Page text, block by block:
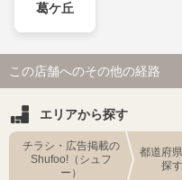
葛ケ丘
この店舗へのその他の経路
エリアから探す
チラシ・広告掲載の
Shufoo!（シュフ
ー）
都道府
探す